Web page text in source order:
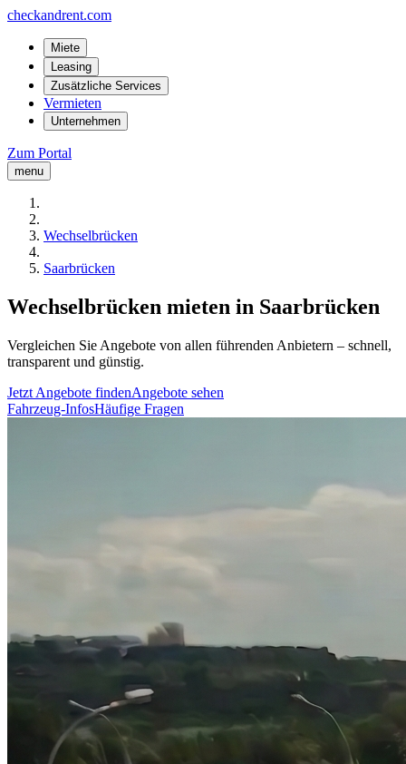
checkandrent.com
Miete
Leasing
Zusätzliche Services
Vermieten
Unternehmen
Zum Portal
menu
Wechselbrücken
Saarbrücken
Wechselbrücken mieten in Saarbrücken
Vergleichen Sie Angebote von allen führenden Anbietern – schnell,
transparent und günstig.
Jetzt Angebote findenAngebote sehen
Fahrzeug-InfosHäufige Fragen